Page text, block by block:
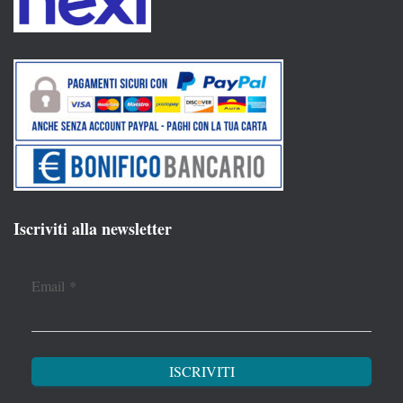
Iscriviti alla newsletter
Email *